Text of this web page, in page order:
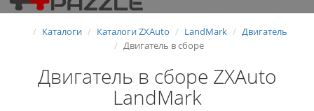
Каталоги Каталоги ZXAuto LandMark
Двигатель
Двигатель в сборе
Двигатель в сборе ZXAuto
LandMark